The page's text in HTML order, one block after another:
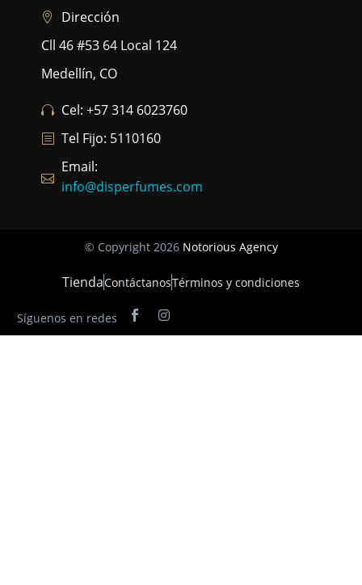
Dirección
Cll 46 #53 64 Local 124
Medellín, CO
Cel: +57 314 6023760
Tel Fijo: 5110160
Email:
info@disperfumes.com
© Copyright 2026 Notorious Agency
TiendaContáctanosTérminos y condiciones
Síguenos en redes